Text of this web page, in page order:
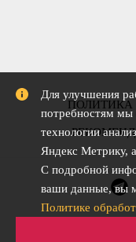
Для улучшения
потребностям мы
технологии
Яндекс Метрику,
С подробной
ваши данные, вы
Политике